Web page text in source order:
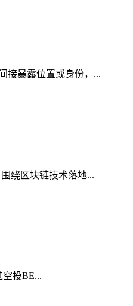
接暴露位置或身份，...
绕区块链技术落地...
投BE...